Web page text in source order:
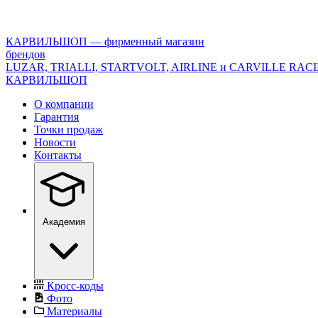
version="1.0"
encoding="utf-
8"?
>
КАРВИЛЬШОП — фирменный магазин
брендов
LUZAR, TRIALLI, STARTVOLT, AIRLINE и CARVILLE
КАРВИЛЬШОП
О компании
Гарантия
Точки продаж
Новости
Контакты
Академия
Кросс-коды
Фото
Материалы